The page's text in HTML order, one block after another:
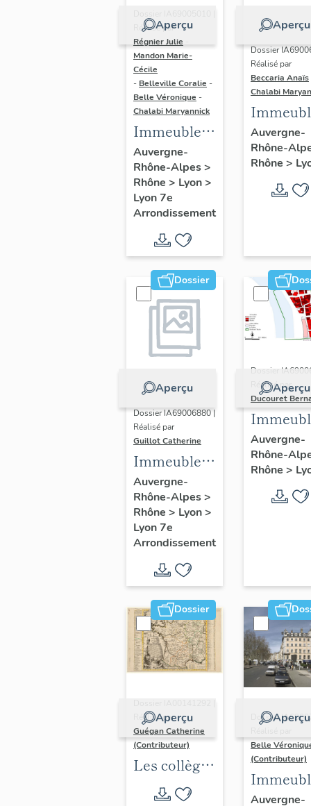
Aperçu
Réalisé par
Régnier Julie
Mandon Marie-
Cécile
- Belleville Coralie -
Belle Véronique -
Chalabi Maryannick
Immeubles
du secteur
d'étude La
Guillotière
Auvergne-
Rhône-Alpes>
Rhône > Lyon>
Lyon 7e
Arrondissement
Aperçu
Dossier
Réalisé par
Beccaria Anaïs
Chalabi
des
Trente
rive
Auvergne-
Rhône-
Rhône >
Dossier
Aperçu
Dossier IA69006880 |
Réalisé par
Guillot Catherine
Immeubles,
maisons
Auvergne-
Rhône-Alpes>
Rhône > Lyon>
Lyon 7e
Arrondissement
Aperçu
Dossier
Réalisé par
Ducouret
du
Saint-
Auvergne-
Rhône-
Rhône >
Dossier
Aperçu
Réalisé par
Guégan Catherine
(Contributeur)
Les collèges
jésuites
Aperçu
Dossier
Belle
(Contributeur)
du
Auvergne-